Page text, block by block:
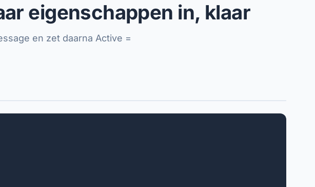
eigenschappen in, klaar
en zet daarna Active =